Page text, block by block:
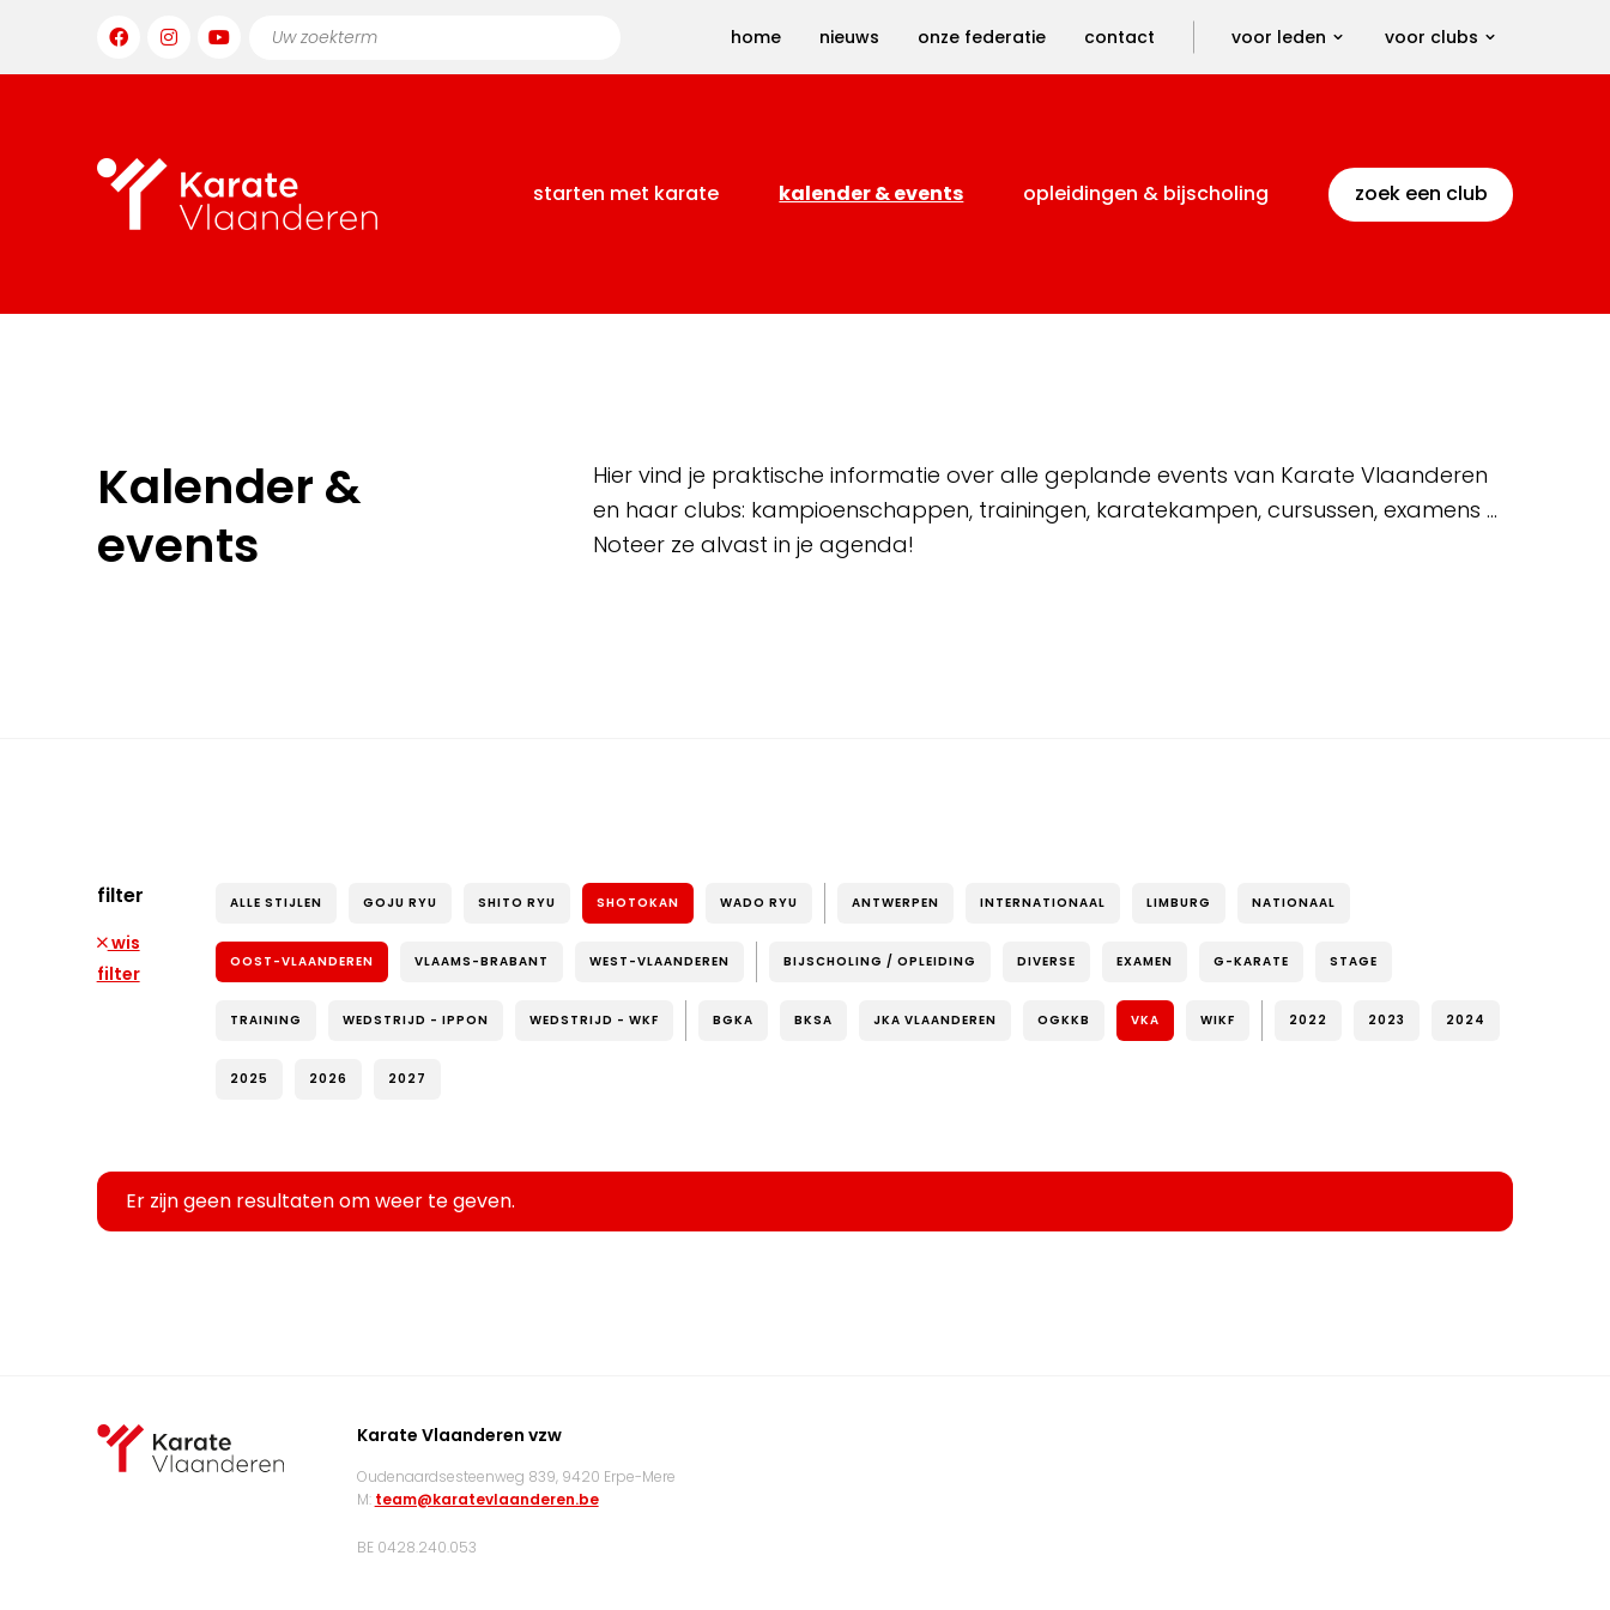
home nieuws onze federatie contact voor leden voor clubs
starten met karate kalender & events opleidingen & bijscholing zoek een club
Kalender &
events
Hier vind je praktische informatie over alle geplande events van Karate Vlaanderen
en haar clubs: kampioenschappen, trainingen, karatekampen, cursussen, examens …
Noteer ze alvast in je agenda!
filter
wis
filter
ALLE STIJLEN GOJU RYU SHITO RYU SHOTOKAN WADO RYU ANTWERPEN INTERNATIONAAL LIMBURG NATIONAAL
OOST-VLAANDEREN VLAAMS-BRABANT WEST-VLAANDEREN BIJSCHOLING / OPLEIDING DIVERSE EXAMEN G-KARATE STAGE
TRAINING WEDSTRIJD - IPPON WEDSTRIJD - WKF BGKA BKSA JKA VLAANDEREN OGKKB VKA WIKF 2022 2023 2024
2025 2026 2027
Er zijn geen resultaten om weer te geven.
Karate Vlaanderen vzw
Oudenaardsesteenweg 839, 9420 Erpe-Mere
M: team@karatevlaanderen.be
BE 0428.240.053